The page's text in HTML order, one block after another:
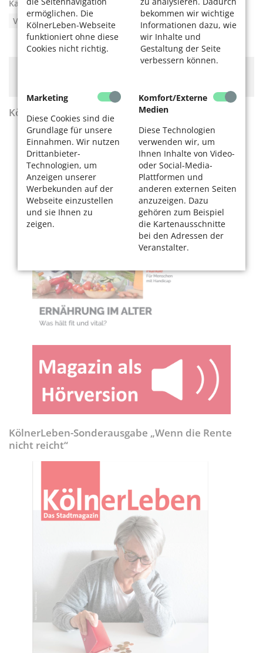
ermöglichen. Die
KölnerLeben-Webseite
funktioniert ohne diese
Cookies nicht richtig.
bekommen wir wichtige
Informationen dazu, wie
wir Inhalte und
Gestaltung der Seite
verbessern können.
Marketing
Diese Cookies sind die
Grundlage für unsere
Einnahmen. Wir nutzen
Drittanbieter-
Technologien, um
Anzeigen unserer
Werbekunden auf der
Webseite einzustellen
und sie Ihnen zu
zeigen.
Komfort/Externe
Medien
Diese Technologien
verwenden wir, um
Ihnen Inhalte von Video-
oder Social-Media-
Plattformen und
anderen externen Seiten
anzuzeigen. Dazu
gehören zum Beispiel
die Kartenausschnitte
bei den Adressen der
Veranstalter.
Kategorien: Ratgeber , Nachhaltigkeit ,
Verbrauchertipps
KölnerLeben Sommer 2026
KölnerLeben-Sonderausgabe „Wenn die Rente
nicht reicht“